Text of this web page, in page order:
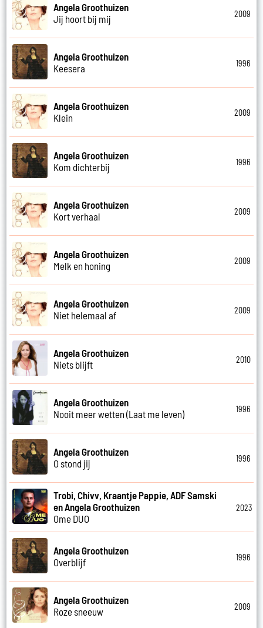
Angela Groothuizen
Jij hoort bij mij
2009
Angela Groothuizen
Keesera
1996
Angela Groothuizen
Klein
2009
Angela Groothuizen
Kom dichterbij
1996
Angela Groothuizen
Kort verhaal
2009
Angela Groothuizen
Melk en honing
2009
Angela Groothuizen
Niet helemaal af
2009
Angela Groothuizen
Niets blijft
2010
Angela Groothuizen
Nooit meer wetten (Laat me leven)
1996
Angela Groothuizen
O stond jij
1996
Trobi, Chivv, Kraantje Pappie, ADF Samski
en Angela Groothuizen
Ome DUO
2023
Angela Groothuizen
Overblijf
1996
Angela Groothuizen
Roze sneeuw
2009